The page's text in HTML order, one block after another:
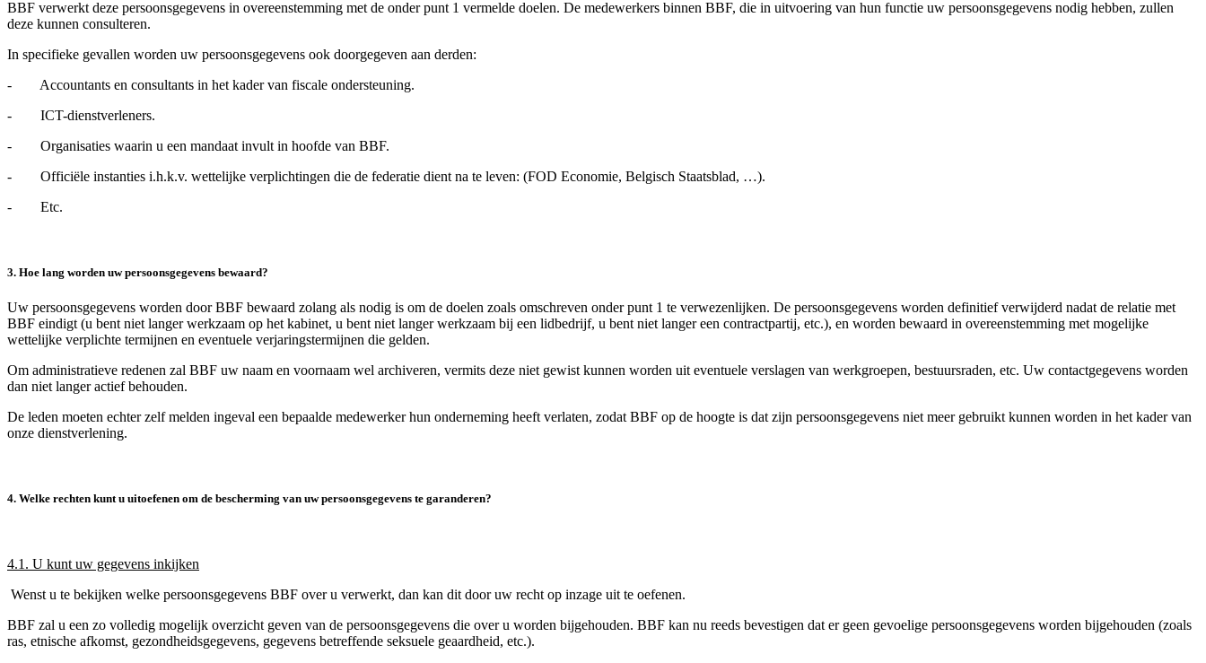
BBF verwerkt deze persoonsgegevens in overeenstemming met de onder punt 1 vermelde doelen. De medewerkers binnen BBF, die in uitvoering van hun functie uw persoonsgegevens nodig hebben, zullen
deze kunnen consulteren.
In specifieke gevallen worden uw persoonsgegevens ook doorgegeven aan derden:
- Accountants en consultants in het kader van fiscale ondersteuning.
- ICT-dienstverleners.
- Organisaties waarin u een mandaat invult in hoofde van BBF.
- Officiële instanties i.h.k.v. wettelijke verplichtingen die de federatie dient na te leven: (FOD Economie, Belgisch Staatsblad, …).
- Etc.
3. Hoe lang worden uw persoonsgegevens bewaard?
Uw persoonsgegevens worden door BBF bewaard zolang als nodig is om de doelen zoals omschreven onder punt 1 te verwezenlijken. De persoonsgegevens worden definitief verwijderd nadat de relatie met
BBF eindigt (u bent niet langer werkzaam op het kabinet, u bent niet langer werkzaam bij een lidbedrijf, u bent niet langer een contractpartij, etc.), en worden bewaard in overeenstemming met mogelijke
wettelijke verplichte termijnen en eventuele verjaringstermijnen die gelden.
Om administratieve redenen zal BBF uw naam en voornaam wel archiveren, vermits deze niet gewist kunnen worden uit eventuele verslagen van werkgroepen, bestuursraden, etc. Uw contactgegevens worden
dan niet langer actief behouden.
De leden moeten echter zelf melden ingeval een bepaalde medewerker hun onderneming heeft verlaten, zodat BBF op de hoogte is dat zijn persoonsgegevens niet meer gebruikt kunnen worden in het kader van
onze dienstverlening.
4. Welke rechten kunt u uitoefenen om de bescherming van uw persoonsgegevens te garanderen?
4.1. U kunt uw gegevens inkijken
Wenst u te bekijken welke persoonsgegevens BBF over u verwerkt, dan kan dit door uw recht op inzage uit te oefenen.
BBF zal u een zo volledig mogelijk overzicht geven van de persoonsgegevens die over u worden bijgehouden. BBF kan nu reeds bevestigen dat er geen gevoelige persoonsgegevens worden bijgehouden (zoals
ras, etnische afkomst, gezondheidsgegevens, gegevens betreffende seksuele geaardheid, etc.).